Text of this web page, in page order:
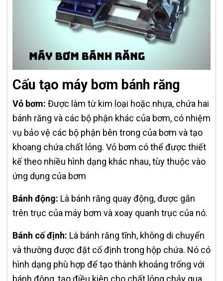
Cấu tạo máy bơm bánh răng
Vỏ bơm: Được làm từ kim loại hoặc nhựa, chứa hai
bánh răng và các bộ phận khác của bơm, có nhiệm
vụ bảo vệ các bộ phận bên trong của bơm và tạo
khoang chứa chất lỏng. Vỏ bơm có thể được thiết
kế theo nhiều hình dạng khác nhau, tùy thuộc vào
ứng dụng của bơm
Bánh động: Là bánh răng quay động, được gắn
trên trục của máy bơm và xoay quanh trục của nó.
Bánh cố định: Là bánh răng tĩnh, không di chuyển
và thường được đặt cố định trong hộp chứa. Nó có
hình dạng phù hợp để tạo thành khoảng trống với
bánh động, tạo điều kiện cho chất lỏng chảy qua.